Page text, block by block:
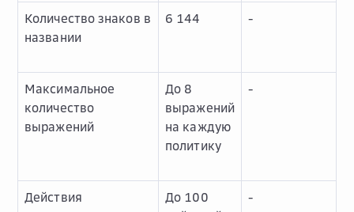
Количество знаков в
названии
6 144 -
Максимальное
количество
выражений
До 8
выражений
на каждую
политику
-
Действия
До 100
-